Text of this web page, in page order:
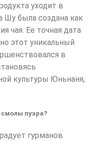
уходит в
Шу была создана как
чая. Ее точная дата
этот уникальный
в
культуры Юньнаня,
смолы пуэра?
гурманов